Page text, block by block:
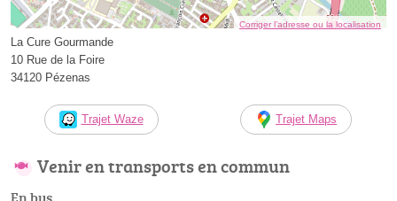
Corriger l’adresse ou la localisation
La Cure Gourmande
10 Rue de la Foire
34120 Pézenas
Trajet Waze Trajet Maps
Venir en transports en commun